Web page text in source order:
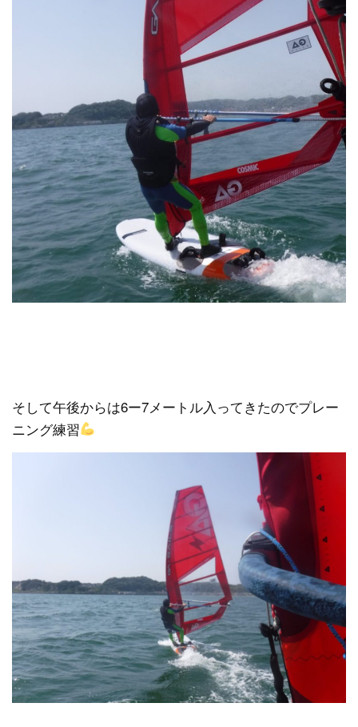
そして午後からは6ー7メートル入ってきたのでプレー
ニング練習